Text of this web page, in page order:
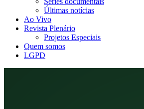
Últimas notícias
Ao Vivo
Revista Plenário
Projetos Especiais
Quem somos
LGPD